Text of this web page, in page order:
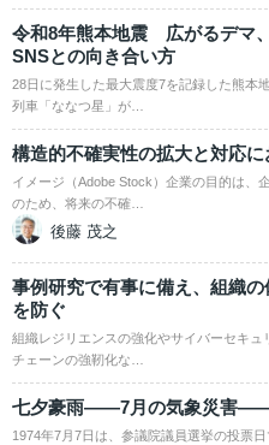
令和8年熊本地震 広がるデマ
SNSとの向き合い方
28日に発生した最大震度7を記録した熊本
列車「ななつ星」が…
構造的不確実性の拡大と対応
イメージ（Adobe Stock）企業の目的は、
のため、将来の不確…
後藤 茂之
事例研究で有事に備え、組織
を防ぐ
組織レジリエンスの強化やサイバーセキュ
チェーンの強靭化な…
七夕豪雨――7月の気象災害
1974年7月7日は、参議院議員選挙の投票